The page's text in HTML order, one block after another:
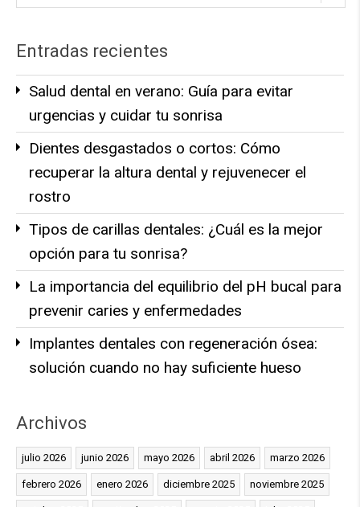
Entradas recientes
Salud dental en verano: Guía para evitar
urgencias y cuidar tu sonrisa
Dientes desgastados o cortos: Cómo
recuperar la altura dental y rejuvenecer el
rostro
Tipos de carillas dentales: ¿Cuál es la mejor
opción para tu sonrisa?
La importancia del equilibrio del pH bucal para
prevenir caries y enfermedades
Implantes dentales con regeneración ósea:
solución cuando no hay suficiente hueso
Archivos
julio 2026 junio 2026 mayo 2026 abril 2026 marzo 2026
febrero 2026 enero 2026 diciembre 2025 noviembre 2025